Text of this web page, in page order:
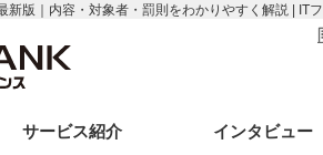
新版｜内容・対象者・罰則をわかりやすく解説 | IT
サービス紹介 インタビュー